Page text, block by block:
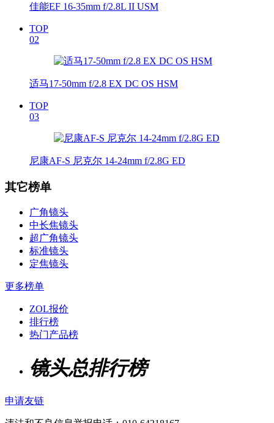
佳能EF 16-35mm f/2.8L II USM
TOP
02
适马17-50mm f/2.8 EX DC OS HSM
TOP
03
尼康AF-S 尼克尔 14-24mm f/2.8G ED
其它榜单
广角镜头
中长焦镜头
超广角镜头
标准镜头
定焦镜头
更多榜单
ZOL报价
排行榜
热门产品榜
镜头总排行榜
申请友链